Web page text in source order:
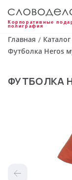
Корпоративные
полиграфия
Главная / Каталог
Футболка Heros
ФУТБОЛКА